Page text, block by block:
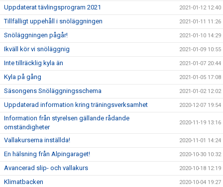
Uppdaterat tävlingsprogram 2021 2021-01-12 12:40
Tillfälligt uppehåll i snöläggningen 2021-01-11 11:26
Snöläggningen pågår! 2021-01-10 14:29
Ikväll kör vi snöläggnig 2021-01-09 10:55
Inte tillräcklig kyla än 2021-01-07 20:44
Kyla på gång 2021-01-05 17:08
Säsongens Snöläggningsschema 2021-01-02 12:02
Uppdaterad information kring träningsverksamhet 2020-12-07 19:54
Information från styrelsen gällande rådande
omständigheter
2020-11-19 13:16
Vallakurserna inställda! 2020-11-01 14:24
En hälsning från Alpingaraget! 2020-10-30 10:32
Avancerad slip- och vallakurs 2020-10-18 12:19
Klimatbacken 2020-10-04 19:27